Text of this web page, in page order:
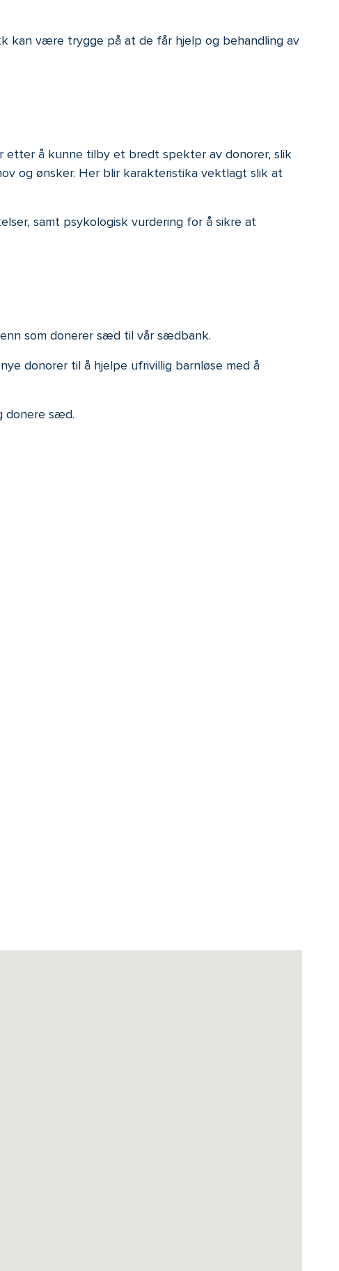
kan være trygge på at de får hjelp og behandling av
etter å kunne tilby et bredt spekter av donorer, slik
og ønsker. Her blir karakteristika vektlagt slik at
samt psykologisk vurdering for å sikre at
som donerer sæd til vår sædbank.
donorer til å hjelpe ufrivillig barnløse med å
donere sæd.